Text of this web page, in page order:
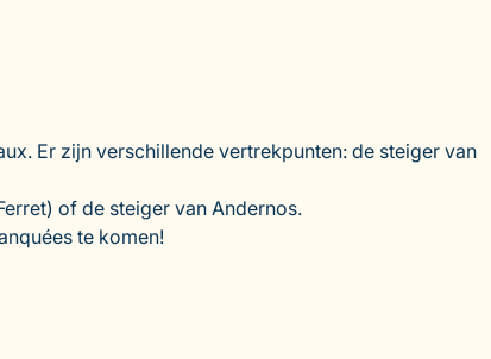
Er zijn verschillende vertrekpunten: de steiger van
of de steiger van Andernos.
te komen!